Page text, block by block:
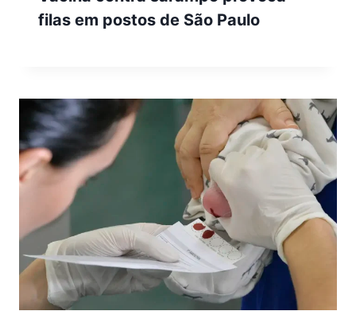
filas em postos de São Paulo